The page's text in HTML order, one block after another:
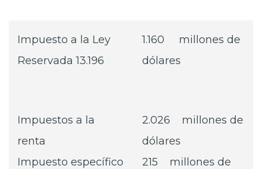
Impuesto a la Ley
Reservada 13.196
1.160 millones de
dólares
Impuestos a la
renta
Impuesto específico
2.026 millones de
dólares
215 millones de